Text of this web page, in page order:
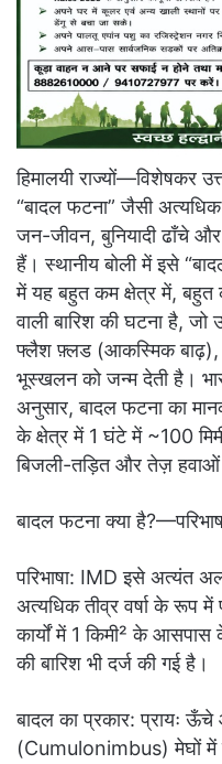
हिमालयी राज्यों—विशेषकर
“बादल फटना” जैसी अत्यधिक
जन-जीवन, बुनियादी ढाँचे और
हैं। स्थानीय बोली में इसे
में यह बहुत कम क्षेत्र में, बहुत
वाली बारिश की घटना है,
फ्लैश फ़्लड (आकस्मिक बाढ़),
भूस्खलन को जन्म देती है।
अनुसार, बादल फटना का
के क्षेत्र में 1 घंटे में ~100
बिजली-तड़ित और तेज़
बादल फटना क्या
परिभाषा: IMD इसे अत्यंत
अत्यधिक तीव्र वर्षा के रूप में
कार्यों में 1 किमी² के आसपास
की बारिश भी दर्ज की गई है।
बादल का प्रकार: प्रायः
(Cumulonimbus) मेघों में